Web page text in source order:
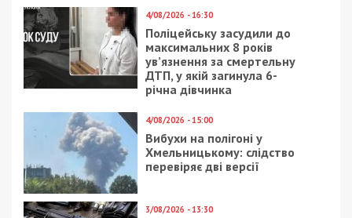
4/08/2026 - 16:30
Поліцейську засудили до
максимальних 8 років
ув’язнення за смертельну
ДТП, у якій загинула 6-
річна дівчинка
4/08/2026 - 15:00
Вибухи на полігоні у
Хмельницькому: слідство
перевіряє дві версії
3/08/2026 - 13:30